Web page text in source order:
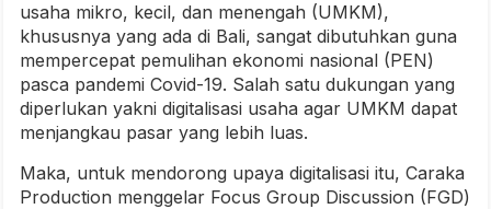
usaha mikro, kecil, dan menengah (UMKM),
khususnya yang ada di Bali, sangat dibutuhkan guna
mempercepat pemulihan ekonomi nasional (PEN)
pasca pandemi Covid-19. Salah satu dukungan yang
diperlukan yakni digitalisasi usaha agar UMKM dapat
menjangkau pasar yang lebih luas.
Maka, untuk mendorong upaya digitalisasi itu, Caraka
Production menggelar Focus Group Discussion (FGD)